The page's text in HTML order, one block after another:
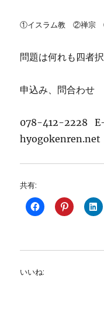
①イスラム教 ②禅宗
問題は何れも四者
申込み、問合わせ
078-412-2228
hyogokenren.net
共有:
いいね: